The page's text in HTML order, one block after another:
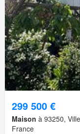
299 500 €
Maison à 93250,
France